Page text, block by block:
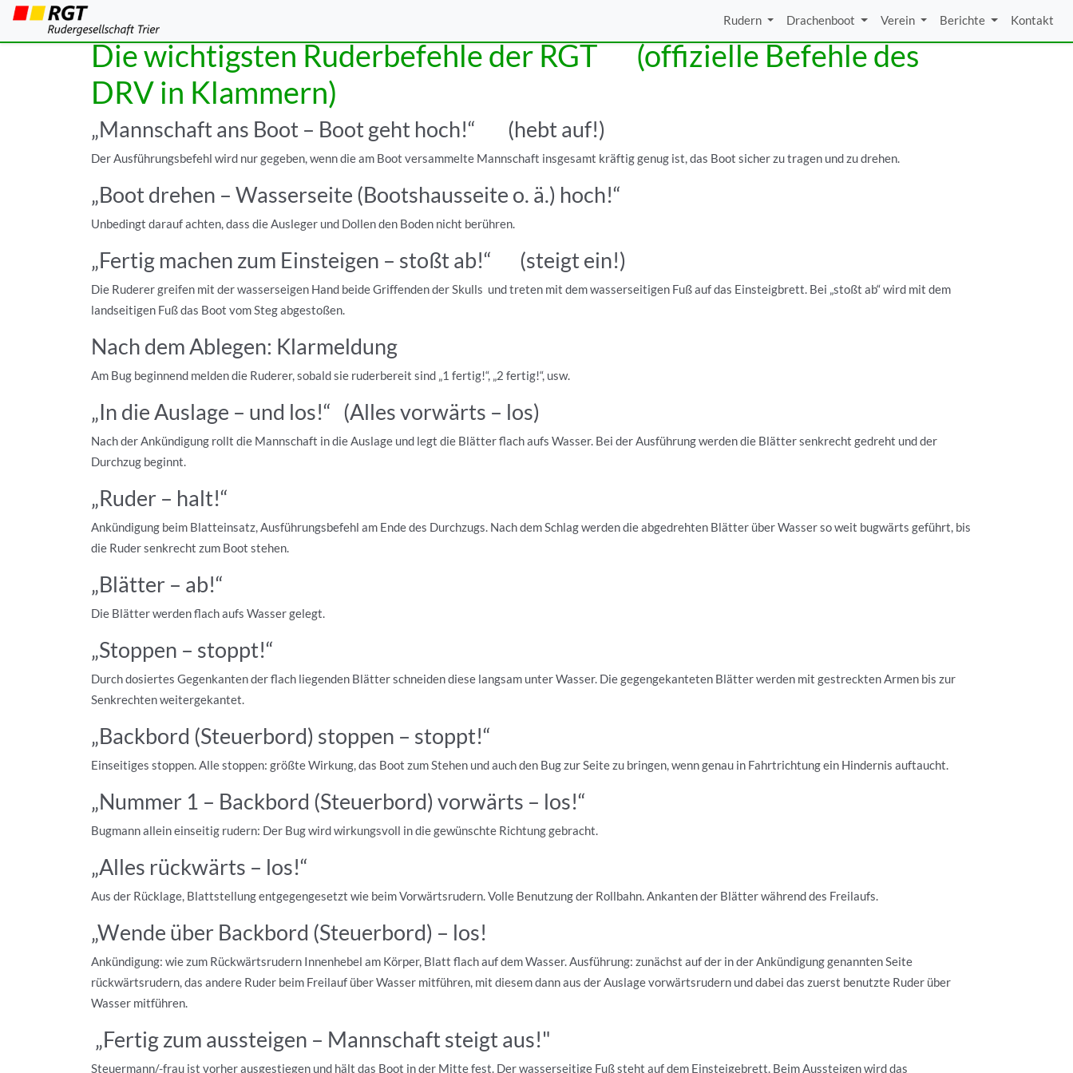
Rudern Drachenboot Verein Berichte Kontakt
Die wichtigsten Ruderbefehle der RGT (offizielle Befehle des
DRV in Klammern)
„Mannschaft ans Boot – Boot geht hoch!“ (hebt auf!)
Der Ausführungsbefehl wird nur gegeben, wenn die am Boot versammelte Mannschaft insgesamt kräftig genug ist, das Boot sicher zu tragen und zu drehen.
„Boot drehen – Wasserseite (Bootshausseite o. ä.) hoch!“
Unbedingt darauf achten, dass die Ausleger und Dollen den Boden nicht berühren.
„Fertig machen zum Einsteigen – stoßt ab!“ (steigt ein!)
Die Ruderer greifen mit der wasserseigen Hand beide Griffenden der Skulls und treten mit dem wasserseitigen Fuß auf das Einsteigbrett. Bei „stoßt ab“ wird mit dem
landseitigen Fuß das Boot vom Steg abgestoßen.
Nach dem Ablegen: Klarmeldung
Am Bug beginnend melden die Ruderer, sobald sie ruderbereit sind „1 fertig!“, „2 fertig!“, usw.
„In die Auslage – und los!“ (Alles vorwärts – los)
Nach der Ankündigung rollt die Mannschaft in die Auslage und legt die Blätter flach aufs Wasser. Bei der Ausführung werden die Blätter senkrecht gedreht und der
Durchzug beginnt.
„Ruder – halt!“
Ankündigung beim Blatteinsatz, Ausführungsbefehl am Ende des Durchzugs. Nach dem Schlag werden die abgedrehten Blätter über Wasser so weit bugwärts geführt, bis
die Ruder senkrecht zum Boot stehen.
„Blätter – ab!“
Die Blätter werden flach aufs Wasser gelegt.
„Stoppen – stoppt!“
Durch dosiertes Gegenkanten der flach liegenden Blätter schneiden diese langsam unter Wasser. Die gegengekanteten Blätter werden mit gestreckten Armen bis zur
Senkrechten weitergekantet.
„Backbord (Steuerbord) stoppen – stoppt!“
Einseitiges stoppen. Alle stoppen: größte Wirkung, das Boot zum Stehen und auch den Bug zur Seite zu bringen, wenn genau in Fahrtrichtung ein Hindernis auftaucht.
„Nummer 1 – Backbord (Steuerbord) vorwärts – los!“
Bugmann allein einseitig rudern: Der Bug wird wirkungsvoll in die gewünschte Richtung gebracht.
„Alles rückwärts – los!“
Aus der Rücklage, Blattstellung entgegengesetzt wie beim Vorwärtsrudern. Volle Benutzung der Rollbahn. Ankanten der Blätter während des Freilaufs.
„Wende über Backbord (Steuerbord) – los!
Ankündigung: wie zum Rückwärtsrudern Innenhebel am Körper, Blatt flach auf dem Wasser. Ausführung: zunächst auf der in der Ankündigung genannten Seite
rückwärtsrudern, das andere Ruder beim Freilauf über Wasser mitführen, mit diesem dann aus der Auslage vorwärtsrudern und dabei das zuerst benutzte Ruder über
Wasser mitführen.
„Fertig zum aussteigen – Mannschaft steigt aus!"
Steuermann/-frau ist vorher ausgestiegen und hält das Boot in der Mitte fest. Der wasserseitige Fuß steht auf dem Einsteigebrett. Beim Aussteigen wird das